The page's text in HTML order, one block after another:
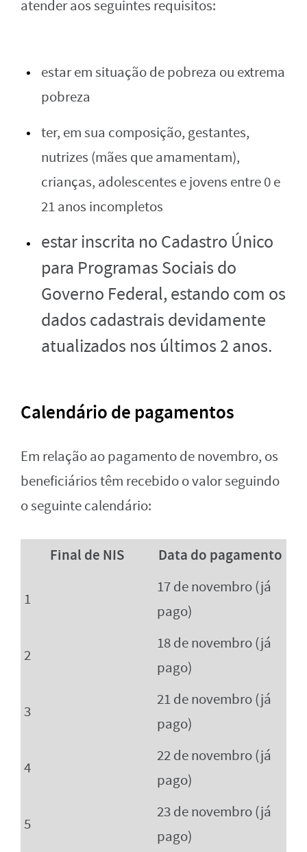
atender aos seguintes requisitos:
estar em situação de pobreza ou extrema
pobreza
ter, em sua composição, gestantes,
nutrizes (mães que amamentam),
crianças, adolescentes e jovens entre 0 e
21 anos incompletos
estar inscrita no Cadastro Único
para Programas Sociais do
Governo Federal, estando com os
dados cadastrais devidamente
atualizados nos últimos 2 anos.
Calendário de pagamentos
Em relação ao pagamento de novembro, os
beneficiários têm recebido o valor seguindo
o seguinte calendário:
Final de NIS Data do pagamento
1
17 de novembro (já
pago)
2
18 de novembro (já
pago)
3
21 de novembro (já
pago)
4
22 de novembro (já
pago)
5
23 de novembro (já
pago)